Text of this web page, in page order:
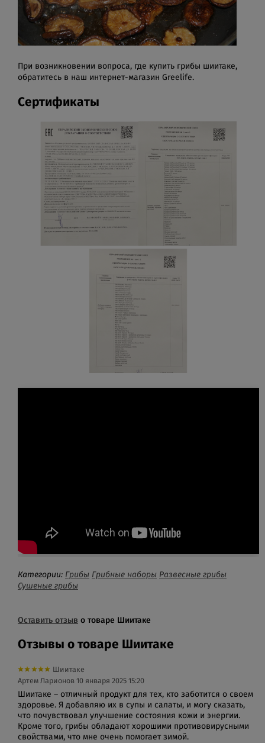
При возникновении вопроса, где купить грибы шиитаке,
обратитесь в наш интернет-магазин Greelife.
Сертификаты
Категории: Грибы Грибные наборы Развесные грибы
Сушеные грибы
Оставить отзыв о товаре Шиитаке
Отзывы о товаре Шиитаке
Шиитаке
Артем Ларионов 10 января 2025 15:20
Шиитаке – отличный продукт для тех, кто заботится о своем
здоровье. Я добавляю их в супы и салаты, и могу сказать,
что почувствовал улучшение состояния кожи и энергии.
Кроме того, грибы обладают хорошими противовирусными
свойствами, что мне очень помогает зимой.